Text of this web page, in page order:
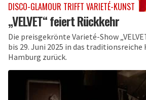
DISCO-GLAMOUR TRIFFT VARIETÉ-KUNST
„VELVET“ feiert Rückkehr
Die preisgekrönte Varieté-Show
bis 29. Juni 2025 in das traditionsreiche
Hamburg zurück.